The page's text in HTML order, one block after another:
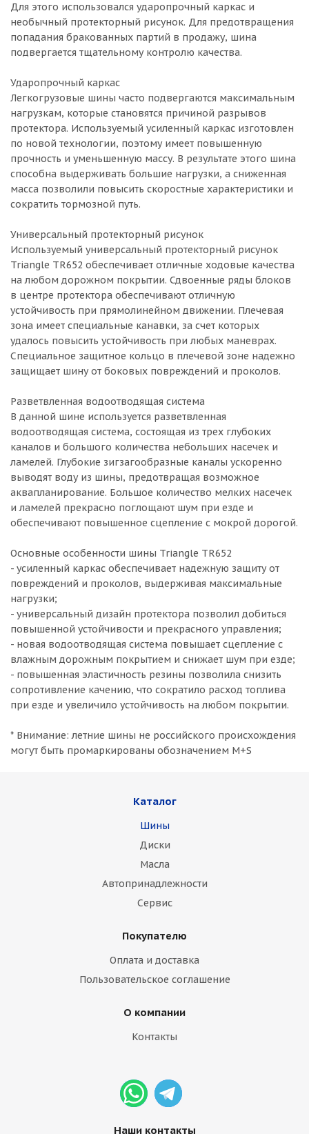
Для этого использовался ударопрочный каркас и
необычный протекторный рисунок. Для предотвращения
попадания бракованных партий в продажу, шина
подвергается тщательному контролю качества.
Ударопрочный каркас
Легкогрузовые шины часто подвергаются максимальным
нагрузкам, которые становятся причиной разрывов
протектора. Используемый усиленный каркас изготовлен
по новой технологии, поэтому имеет повышенную
прочность и уменьшенную массу. В результате этого шина
способна выдерживать большие нагрузки, а сниженная
масса позволили повысить скоростные характеристики и
сократить тормозной путь.
Универсальный протекторный рисунок
Используемый универсальный протекторный рисунок
Triangle TR652 обеспечивает отличные ходовые качества
на любом дорожном покрытии. Сдвоенные ряды блоков
в центре протектора обеспечивают отличную
устойчивость при прямолинейном движении. Плечевая
зона имеет специальные канавки, за счет которых
удалось повысить устойчивость при любых маневрах.
Специальное защитное кольцо в плечевой зоне надежно
защищает шину от боковых повреждений и проколов.
Разветвленная водоотводящая система
В данной шине используется разветвленная
водоотводящая система, состоящая из трех глубоких
каналов и большого количества небольших насечек и
ламелей. Глубокие зигзагообразные каналы ускоренно
выводят воду из шины, предотвращая возможное
аквапланирование. Большое количество мелких насечек
и ламелей прекрасно поглощают шум при езде и
обеспечивают повышенное сцепление с мокрой дорогой.
Основные особенности шины Triangle TR652
- усиленный каркас обеспечивает надежную защиту от
повреждений и проколов, выдерживая максимальные
нагрузки;
- универсальный дизайн протектора позволил добиться
повышенной устойчивости и прекрасного управления;
- новая водоотводящая система повышает сцепление с
влажным дорожным покрытием и снижает шум при езде;
- повышенная эластичность резины позволила снизить
сопротивление качению, что сократило расход топлива
при езде и увеличило устойчивость на любом покрытии.
* Внимание: летние шины не российского происхождения
могут быть промаркированы обозначением M+S
Каталог
Шины
Диски
Масла
Автопринадлежности
Сервис
Покупателю
Оплата и доставка
Пользовательское соглашение
О компании
Контакты
Наши контакты